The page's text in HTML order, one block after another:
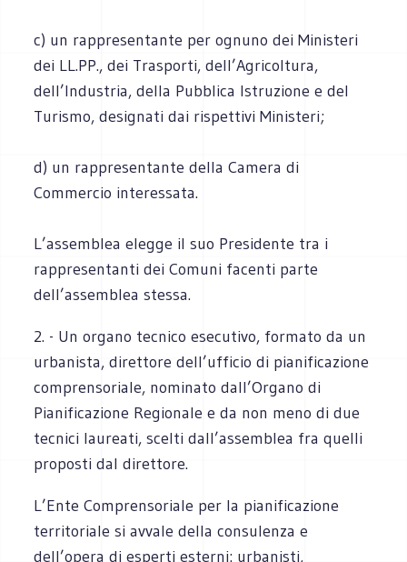
c) un rappresentante per ognuno dei Ministeri
dei LL.PP., dei Trasporti, dell’Agricoltura,
dell’Industria, della Pubblica Istruzione e del
Turismo, designati dai rispettivi Ministeri;
d) un rappresentante della Camera di
Commercio interessata.
L’assemblea elegge il suo Presidente tra i
rappresentanti dei Comuni facenti parte
dell’assemblea stessa.
2. - Un organo tecnico esecutivo, formato da un
urbanista, direttore dell’ufficio di pianificazione
comprensoriale, nominato dall’Organo di
Pianificazione Regionale e da non meno di due
tecnici laureati, scelti dall’assemblea fra quelli
proposti dal direttore.
L’Ente Comprensoriale per la pianificazione
territoriale si avvale della consulenza e
dell’opera di esperti esterni: urbanisti,